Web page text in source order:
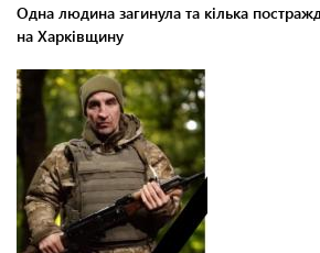
Одна людина загинула та кілька
на Харківщину